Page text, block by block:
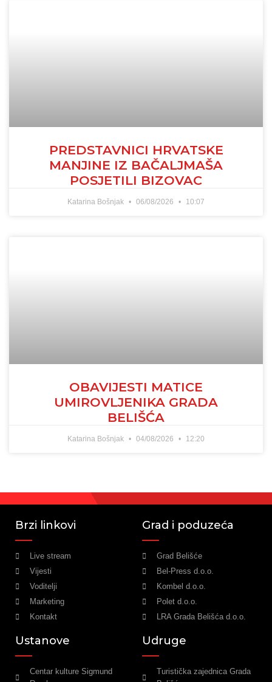
PREDSTAVNICI HRVATSKE
MANJINE IZ BAČALJMAŠA
POSJETILI BIZOVAC
Katarina Bošnjak 06/08/2026 10:07
OBAVIJESTI MATICE
UMIROVLJENIKA GRADA
BELIŠĆA
Katarina Bošnjak 04/08/2026 12:20
Brzi linkovi
Live stream
Vijesti
Voditelji
Marketing
Kontakt
Grad i poduzeća
Grad Belišće
Bel-Press d.o.o.
Kombel d.o.o.
Polet d.o.o.
LRA Grada Belišća d.o.o.
Ustanove
Centar kulture Sigmund
Udruge
Turistička zajednica Grada